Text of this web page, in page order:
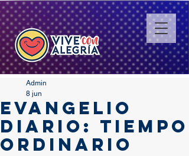
EVANGELIO
DIARIO: TIEMPO
ORDINARIO
Admin
8 jun